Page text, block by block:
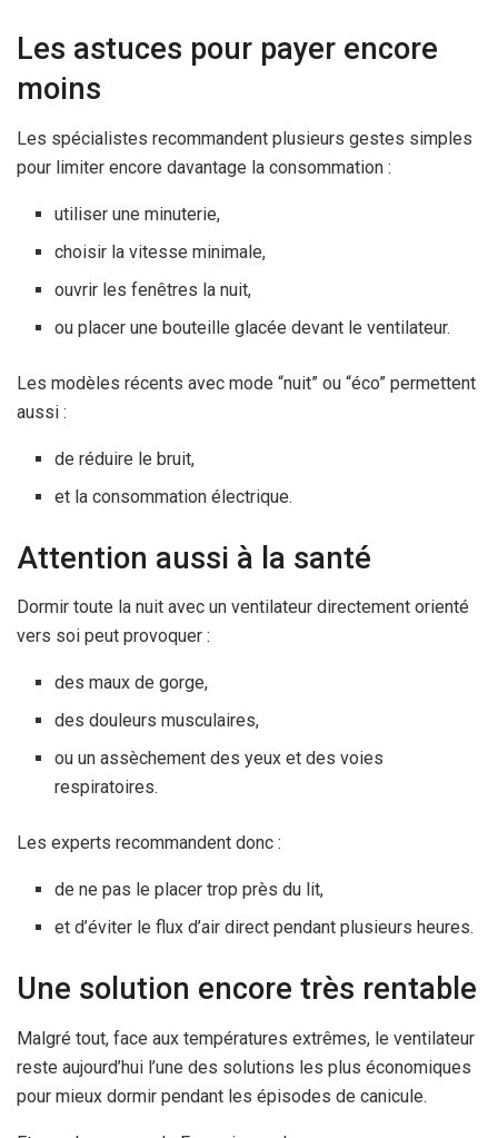
Les astuces pour payer encore
moins
Les spécialistes recommandent plusieurs gestes simples
pour limiter encore davantage la consommation :
utiliser une minuterie,
choisir la vitesse minimale,
ouvrir les fenêtres la nuit,
ou placer une bouteille glacée devant le ventilateur.
Les modèles récents avec mode “nuit” ou “éco” permettent
aussi :
de réduire le bruit,
et la consommation électrique.
Attention aussi à la santé
Dormir toute la nuit avec un ventilateur directement orienté
vers soi peut provoquer :
des maux de gorge,
des douleurs musculaires,
ou un assèchement des yeux et des voies
respiratoires.
Les experts recommandent donc :
de ne pas le placer trop près du lit,
et d’éviter le flux d’air direct pendant plusieurs heures.
Une solution encore très rentable
Malgré tout, face aux températures extrêmes, le ventilateur
reste aujourd’hui l’une des solutions les plus économiques
pour mieux dormir pendant les épisodes de canicule.